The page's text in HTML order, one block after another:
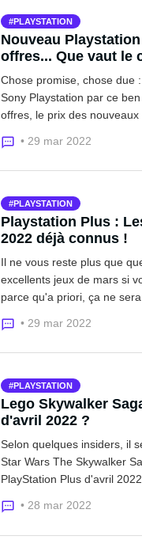
PLAYSTATION
Nouveau
offres... Que vaut le
Chose promise, chose due
Sony Playstation par ce
offres, le prix des
• 29 mar 2022
PLAYSTATION
Playstation Plus :
2022 déjà connus !
Il ne vous reste plus que
excellents jeux de mars si
parce qu'a priori, ça ne
• 29 mar 2022
PLAYSTATION
Lego Skywalker
d'avril 2022 ?
Selon quelques insiders, il
Star Wars The Skywalker
PlayStation Plus d'avril 2022.
• 28 mar 2022